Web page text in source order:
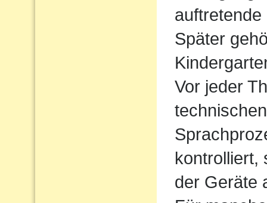
Später
Vor jeder
kontrolliert,
der Geräte